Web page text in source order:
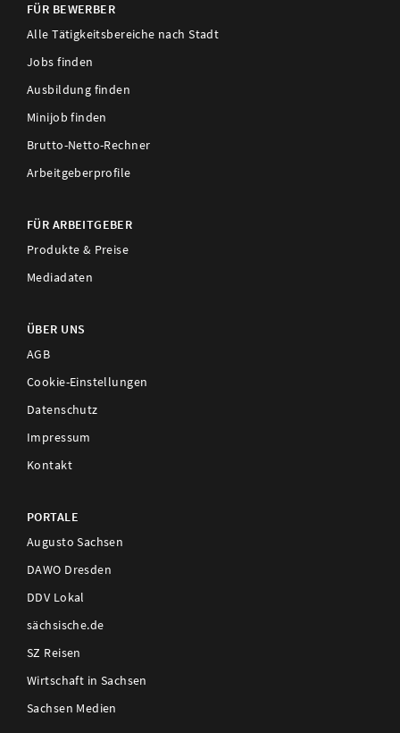
FÜR BEWERBER
Alle Tätigkeitsbereiche nach Stadt
Jobs finden
Ausbildung finden
Minijob finden
Brutto-Netto-Rechner
Arbeitgeberprofile
FÜR ARBEITGEBER
Produkte & Preise
Mediadaten
ÜBER UNS
AGB
Cookie-Einstellungen
Datenschutz
Impressum
Kontakt
PORTALE
Augusto Sachsen
DAWO Dresden
DDV Lokal
sächsische.de
SZ Reisen
Wirtschaft in Sachsen
Sachsen Medien